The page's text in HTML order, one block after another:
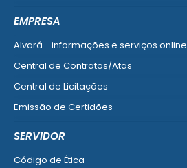
EMPRESA
Alvará - informações e serviços online
Central de Contratos/Atas
Central de Licitações
Emissão de Certidões
SERVIDOR
Código de Ética